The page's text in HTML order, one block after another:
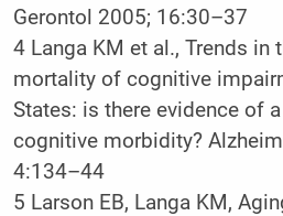
Gerontol 2005; 16:30–37
4Langa KM et al., Trends in
mortality of cognitive
States: is there evidence of
cognitive morbidity?
4:134–44
5 Larson EB, Langa KM,